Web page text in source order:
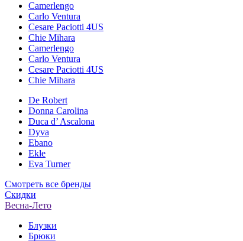
Camerlengo
Carlo Ventura
Cesare Paciotti 4US
Chie Mihara
Camerlengo
Carlo Ventura
Cesare Paciotti 4US
Chie Mihara
De Robert
Donna Carolina
Duca d’ Ascalona
Dyva
Ebano
Ekle
Eva Turner
Смотреть все бренды
Скидки
Весна-Лето
Блузки
Брюки